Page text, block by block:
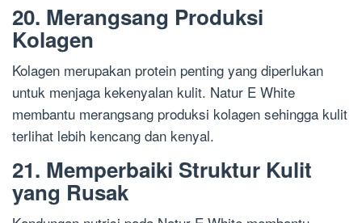
20. Merangsang Produksi
Kolagen
Kolagen merupakan protein penting yang diperlukan
untuk menjaga kekenyalan kulit. Natur E White
membantu merangsang produksi kolagen sehingga kulit
terlihat lebih kencang dan kenyal.
21. Memperbaiki Struktur Kulit
yang Rusak